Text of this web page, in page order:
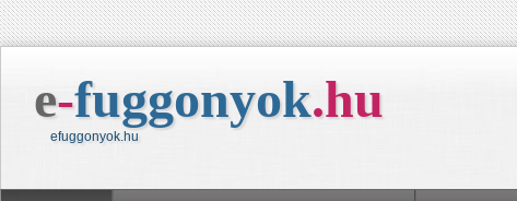
e-fuggonyok.hu
efuggonyok.hu